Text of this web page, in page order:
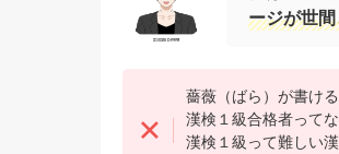
ージが世
薔薇（ばら）が書け
漢検１級合格者って
漢検１級って難しい